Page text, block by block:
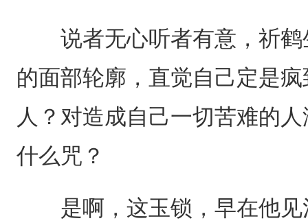
说者无心听者有意，祈鹤
的面部轮廓，直觉自己定是
人？对造成自己一切苦难的
什么咒？
是啊，这玉锁，早在他见